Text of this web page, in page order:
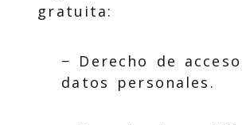
gratuita:
− Derecho de acceso
datos personales.